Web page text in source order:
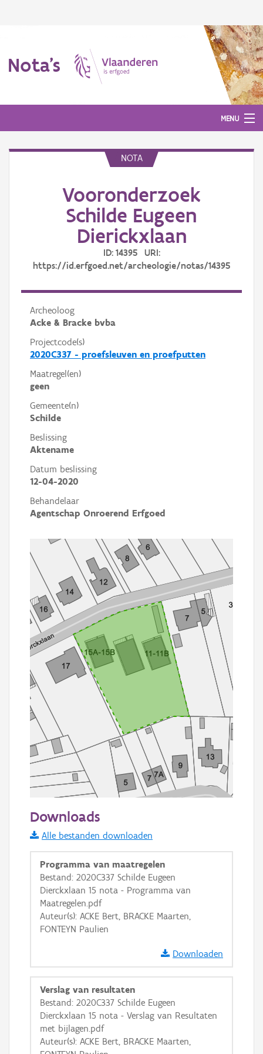
Nota's
MENU
NOTA
Vooronderzoek
Schilde Eugeen
Dierickxlaan
ID: 14395 URI:
https://id.erfgoed.net/archeologie/notas/14395
Archeoloog
Acke & Bracke bvba
Projectcode(s)
2020C337 - proefsleuven en proefputten
Maatregel(en)
geen
Gemeente(n)
Schilde
Beslissing
Aktename
Datum beslissing
12-04-2020
Behandelaar
Agentschap Onroerend Erfgoed
Informatie Vlaanderen
i
+ −
Basis Lagen
OSM-Basiskaart
Ortho
GRB-Basiskaart
Downloads
Alle bestanden downloaden
Programma van maatregelen
Bestand: 2020C337 Schilde Eugeen
Dierckxlaan 15 nota - Programma van
Maatregelen.pdf
Auteur(s): ACKE Bert, BRACKE Maarten,
FONTEYN Paulien
Downloaden
Verslag van resultaten
Bestand: 2020C337 Schilde Eugeen
Dierckxlaan 15 nota - Verslag van Resultaten
met bijlagen.pdf
Auteur(s): ACKE Bert, BRACKE Maarten,